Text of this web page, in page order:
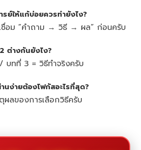
รย์ให้แก้บ่อยควรทำยังไง?
ชื่อม “คำถาม → วิธี → ผล” ก่อนครับ
ต่างกันยังไง?
ทที่ 3 = วิธีทำจริงครับ
นง่ายต้องโฟกัสอะไรที่สุด?
ผลของการเลือกวิธีครับ